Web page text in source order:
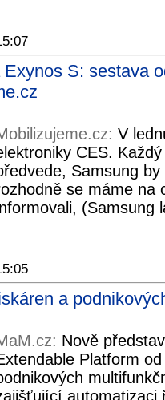
S: sestava
V
CES.
Samsung
se máme na
(Samsung
a
Nově
Platform
automatizaci